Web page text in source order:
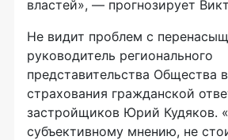
властей», — прогнозирует
Не видит проблем с
руководитель регионального
представительства Общества
страхования гражданской
застройщиков Юрий Кудяков.
субъективному мнению, не